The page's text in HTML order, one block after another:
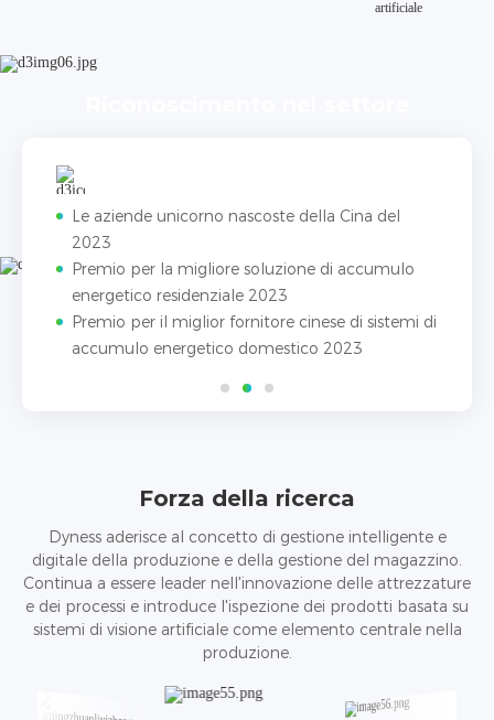
artificiale
Le aziende unicorno nascoste della Cina del
2023
Premio per la migliore soluzione di accumulo
energetico residenziale 2023
Premio per il miglior fornitore cinese di sistemi di
accumulo energetico domestico 2023
Forza della ricerca
Dyness aderisce al concetto di gestione intelligente e
digitale della produzione e della gestione del magazzino.
Continua a essere leader nell'innovazione delle attrezzature
e dei processi e introduce l'ispezione dei prodotti basata su
sistemi di visione artificiale come elemento centrale nella
produzione.